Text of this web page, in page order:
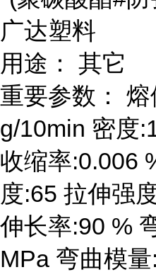
广达塑料
用途： 其它
重要参数：
g/10min 密度
收缩率:0.006
度:65 拉伸强
伸长率:90 %
MPa 弯曲模